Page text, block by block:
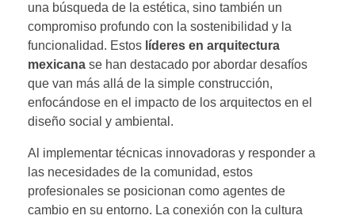
una búsqueda de la estética, sino también un
compromiso profundo con la sostenibilidad y la
funcionalidad. Estos líderes en arquitectura
mexicana se han destacado por abordar desafíos
que van más allá de la simple construcción,
enfocándose en el impacto de los arquitectos en el
diseño social y ambiental.
Al implementar técnicas innovadoras y responder a
las necesidades de la comunidad, estos
profesionales se posicionan como agentes de
cambio en su entorno. La conexión con la cultura